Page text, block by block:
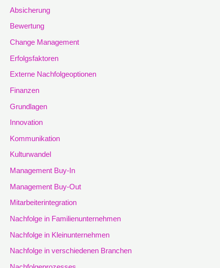
Absicherung
Bewertung
Change Management
Erfolgsfaktoren
Externe Nachfolgeoptionen
Finanzen
Grundlagen
Innovation
Kommunikation
Kulturwandel
Management Buy-In
Management Buy-Out
Mitarbeiterintegration
Nachfolge in Familienunternehmen
Nachfolge in Kleinunternehmen
Nachfolge in verschiedenen Branchen